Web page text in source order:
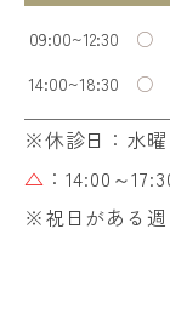
09:00~12:30 ○
14:00~18:30
○
※休診日：水曜
△ ：14:00～
※祝日がある週